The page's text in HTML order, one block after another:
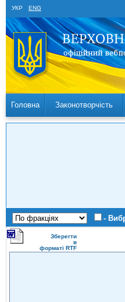
УКР ENG
Головна Законотворчість
-
Зберегти
в
форматі RTF